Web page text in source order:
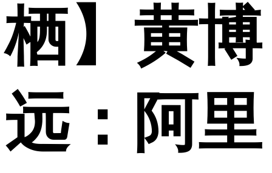
栖】黄博
远：阿里